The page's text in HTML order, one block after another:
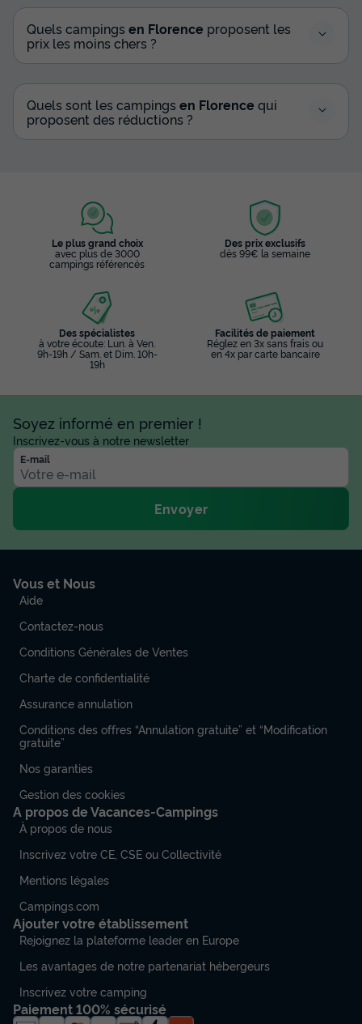
Quels campings en Florence proposent les
prix les moins chers ?
Quels sont les campings en Florence qui
proposent des réductions ?
Le plus grand choix
avec plus de 3000
campings référencés
Des prix exclusifs
dès 99€ la semaine
Des spécialistes
à votre écoute: Lun. à Ven.
9h-19h / Sam. et Dim. 10h-
19h
Facilités de paiement
Réglez en 3x sans frais ou
en 4x par carte bancaire
Soyez informé en premier !
Inscrivez-vous à notre newsletter
E-mail
Envoyer
Vous et Nous
Aide
Contactez-nous
Conditions Générales de Ventes
Charte de confidentialité
Assurance annulation
Conditions des offres “Annulation gratuite” et “Modification
gratuite”
Nos garanties
Gestion des cookies
A propos de Vacances-Campings
À propos de nous
Inscrivez votre CE, CSE ou Collectivité
Mentions légales
Campings.com
Ajouter votre établissement
Rejoignez la plateforme leader en Europe
Les avantages de notre partenariat hébergeurs
Inscrivez votre camping
Paiement 100% sécurisé